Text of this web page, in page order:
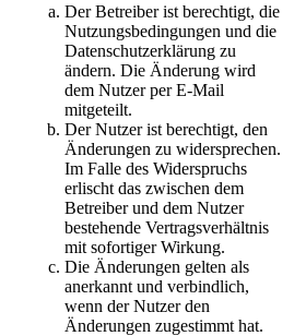
Der Betreiber ist berechtigt, die
Nutzungsbedingungen und die
Datenschutzerklärung zu
ändern. Die Änderung wird
dem Nutzer per E-Mail
mitgeteilt.
Der Nutzer ist berechtigt, den
Änderungen zu widersprechen.
Im Falle des Widerspruchs
erlischt das zwischen dem
Betreiber und dem Nutzer
bestehende Vertragsverhältnis
mit sofortiger Wirkung.
Die Änderungen gelten als
anerkannt und verbindlich,
wenn der Nutzer den
Änderungen zugestimmt hat.